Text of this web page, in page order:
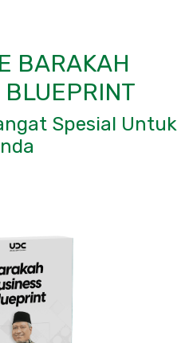
BARAKAH
BLUEPRINT
Spesial Untuk